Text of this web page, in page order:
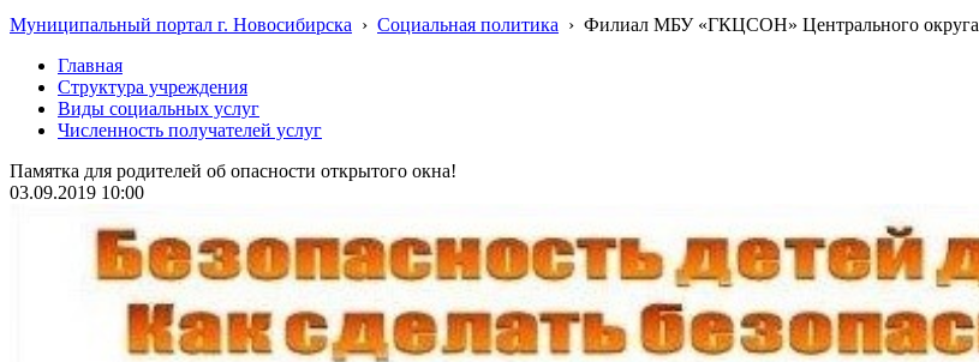
Муниципальный портал г. Новосибирска › Социальная политика › Филиал МБУ «ГКЦСОН» Центрального округа
Главная
Структура учреждения
Виды социальных услуг
Численность получателей услуг
Памятка для родителей об опасности открытого окна!
03.09.2019 10:00